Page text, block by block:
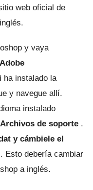
web oficial de
y vaya
ha instalado la
y navegue allí.
instalado
Archivos de soporte .
y cámbiele el
Esto debería cambiar
a inglés.